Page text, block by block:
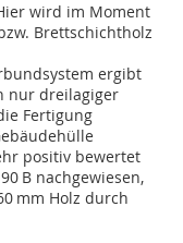
wird im Moment
Brettschichtholz
ergibt
nur dreilagiger
Fertigung
positiv bewertet
B nachgewiesen,
mm Holz durch